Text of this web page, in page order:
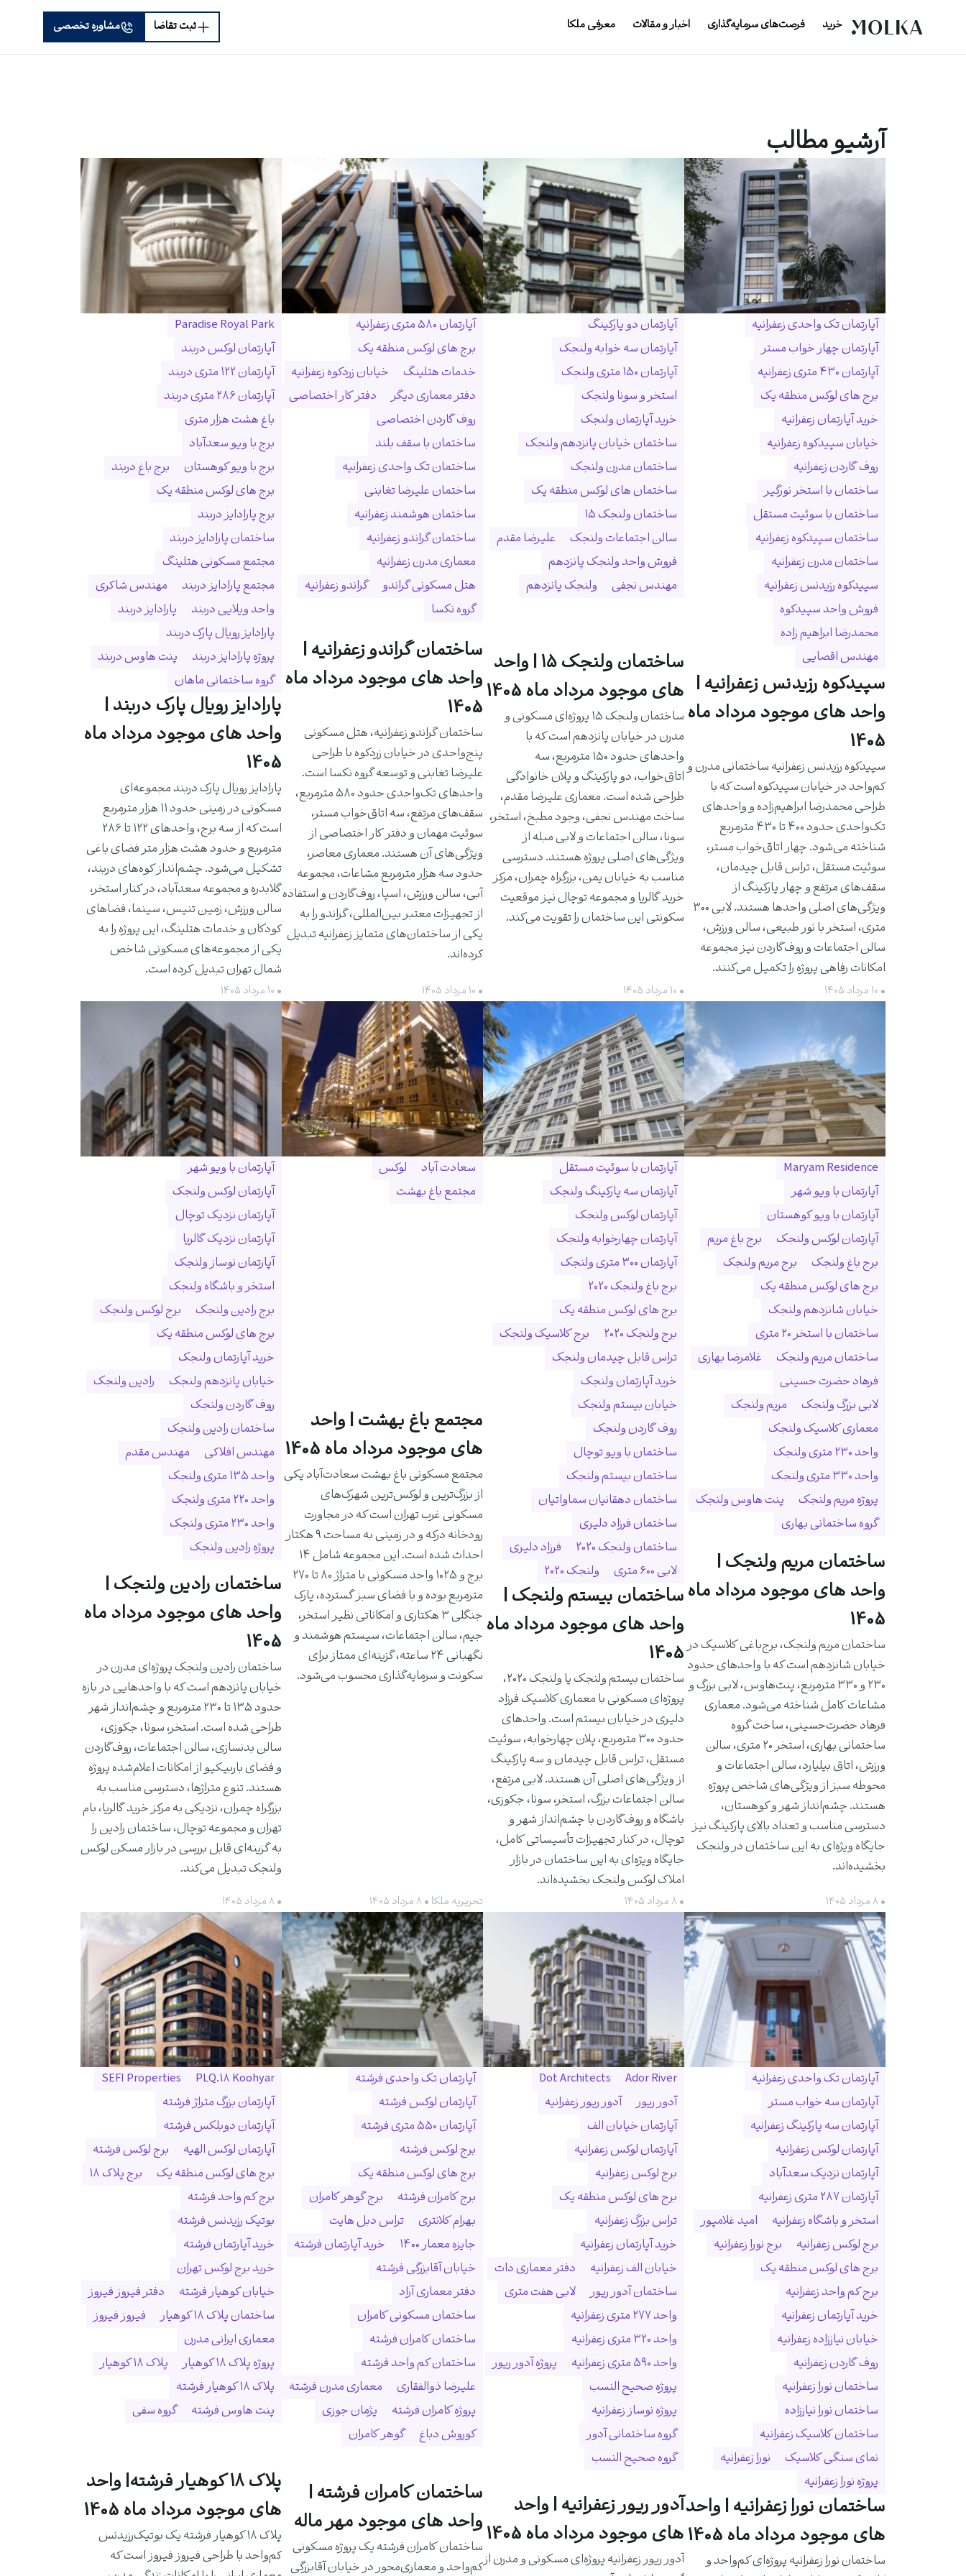
خرید فرصت‌های سرمایه‌گذاری اخبار و مقالات معرفی ملکا ثبت تقاضا مشاوره تخصصی
آرشیو مطالب
آپارتمان تک واحدی زعفرانیه
آپارتمان چهار خواب مستر
آپارتمان ۴۳۰ متری زعفرانیه
برج های لوکس منطقه یک
خرید آپارتمان زعفرانیه
خیابان سپیدکوه زعفرانیه
روف گاردن زعفرانیه
ساختمان با استخر نورگیر
ساختمان با سوئیت مستقل
ساختمان سپیدکوه زعفرانیه
ساختمان مدرن زعفرانیه
سپیدکوه رزیدنس زعفرانیه
فروش واحد سپیدکوه
محمدرضا ابراهیم زاده
مهندس اقصایی
سپیدکوه رزیدنس زعفرانیه |
واحد های موجود مرداد ماه
1405
سپیدکوه رزیدنس زعفرانیه ساختمانی مدرن و
کم‌واحد در خیابان سپیدکوه است که با
طراحی محمدرضا ابراهیم‌زاده و واحدهای
تک‌واحدی حدود ۴۰۰ تا ۴۳۰ مترمربع
شناخته می‌شود. چهار اتاق‌خواب مستر،
سوئیت مستقل، تراس قابل چیدمان،
سقف‌های مرتفع و چهار پارکینگ از
ویژگی‌های اصلی واحدها هستند. لابی ۳۰۰
متری، استخر با نور طبیعی، سالن ورزش،
سالن اجتماعات و روف‌گاردن نیز مجموعه
امکانات رفاهی پروژه را تکمیل می‌کنند.
• ۱۰ مرداد ۱۴۰۵
آپارتمان دو پارکینگ
آپارتمان سه خوابه ولنجک
آپارتمان ۱۵۰ متری ولنجک
استخر و سونا ولنجک
خرید آپارتمان ولنجک
ساختمان خیابان پانزدهم ولنجک
ساختمان مدرن ولنجک
ساختمان های لوکس منطقه یک
ساختمان ولنجک ۱۵
سالن اجتماعات ولنجک
علیرضا مقدم
فروش واحد ولنجک پانزدهم
مهندس نجفی
ولنجک پانزدهم
ساختمان ولنجک ۱۵ | واحد
های موجود مرداد ماه 1405
ساختمان ولنجک ۱۵ پروژه‌ای مسکونی و
مدرن در خیابان پانزدهم است که با
واحدهای حدود ۱۵۰ مترمربع، سه
اتاق‌خواب، دو پارکینگ و پلان خانوادگی
طراحی شده است. معماری علیرضا مقدم،
ساخت مهندس نجفی، وجود مطبخ، استخر،
سونا، سالن اجتماعات و لابی مبله از
ویژگی‌های اصلی پروژه هستند. دسترسی
مناسب به خیابان یمن، بزرگراه چمران، مرکز
خرید گالریا و مجموعه توچال نیز موقعیت
سکونتی این ساختمان را تقویت می‌کند.
• ۱۰ مرداد ۱۴۰۵
آپارتمان ۵۸۰ متری زعفرانیه
برج های لوکس منطقه یک
خدمات هتلینگ
خیابان زردکوه زعفرانیه
دفتر معماری دیگر
دفتر کار اختصاصی
روف گاردن اختصاصی
ساختمان با سقف بلند
ساختمان تک واحدی زعفرانیه
ساختمان علیرضا تغابنی
ساختمان هوشمند زعفرانیه
ساختمان گراندو زعفرانیه
معماری مدرن زعفرانیه
هتل مسکونی گراندو
گراندو زعفرانیه
گروه نکسا
ساختمان گراندو زعفرانیه |
واحد های موجود مرداد ماه
1405
ساختمان گراندو زعفرانیه، هتل مسکونی
پنج‌واحدی در خیابان زردکوه با طراحی
علیرضا تغابنی و توسعه گروه نکسا است.
واحدهای تک‌واحدی حدود ۵۸۰ مترمربع،
سقف‌های مرتفع، سه اتاق‌خواب مستر،
سوئیت مهمان و دفتر کار اختصاصی از
ویژگی‌های آن هستند. معماری معاصر،
حدود سه هزار مترمربع مشاعات، مجموعه
آبی، سالن ورزش، اسپا، روف‌گاردن و استفاده
از تجهیزات معتبر بین‌المللی، گراندو را به
یکی از ساختمان‌های متمایز زعفرانیه تبدیل
کرده‌اند.
• ۱۰ مرداد ۱۴۰۵
Paradise Royal Park
آپارتمان لوکس دربند
آپارتمان ۱۲۲ متری دربند
آپارتمان ۲۸۶ متری دربند
باغ هشت هزار متری
برج با ویو سعدآباد
برج با ویو کوهستان
برج باغ دربند
برج های لوکس منطقه یک
برج پارادایز دربند
ساختمان پارادایز دربند
مجتمع مسکونی هتلینگ
مجتمع پارادایز دربند
مهندس شاکری
واحد ویلایی دربند
پارادایز دربند
پارادایز رویال پارک دربند
پروژه پارادایز دربند
پنت هاوس دربند
گروه ساختمانی ماهان
پارادایز رویال پارک دربند |
واحد های موجود مرداد ماه
1405
پارادایز رویال پارک دربند مجموعه‌ای
مسکونی در زمینی حدود ۱۱ هزار مترمربع
است که از سه برج، واحدهای ۱۲۲ تا ۲۸۶
مترمربع و حدود هشت هزار متر فضای باغی
تشکیل می‌شود. چشم‌انداز کوه‌های دربند،
گلابدره و مجموعه سعدآباد، در کنار استخر،
سالن ورزش، زمین تنیس، سینما، فضاهای
کودکان و خدمات هتلینگ، این پروژه را به
یکی از مجموعه‌های مسکونی شاخص
شمال تهران تبدیل کرده است.
• ۱۰ مرداد ۱۴۰۵
Maryam Residence
آپارتمان با ویو شهر
آپارتمان با ویو کوهستان
آپارتمان لوکس ولنجک
برج باغ مریم
برج باغ ولنجک
برج مریم ولنجک
برج های لوکس منطقه یک
خیابان شانزدهم ولنجک
ساختمان با استخر ۲۰ متری
ساختمان مریم ولنجک
غلامرضا بهاری
فرهاد حضرت حسینی
لابی بزرگ ولنجک
مریم ولنجک
معماری کلاسیک ولنجک
واحد ۲۳۰ متری ولنجک
واحد ۳۳۰ متری ولنجک
پروژه مریم ولنجک
پنت هاوس ولنجک
گروه ساختمانی بهاری
ساختمان مریم ولنجک |
واحد های موجود مرداد ماه
1405
ساختمان مریم ولنجک، برج‌باغی کلاسیک در
خیابان شانزدهم است که با واحدهای حدود
۲۳۰ و ۳۳۰ مترمربع، پنت‌هاوس، لابی بزرگ و
مشاعات کامل شناخته می‌شود. معماری
فرهاد حضرت‌حسینی، ساخت گروه
ساختمانی بهاری، استخر ۲۰ متری، سالن
ورزش، اتاق بیلیارد، سالن اجتماعات و
محوطه سبز از ویژگی‌های شاخص پروژه
هستند. چشم‌انداز شهر و کوهستان،
دسترسی مناسب و تعداد بالای پارکینگ نیز
جایگاه ویژه‌ای به این ساختمان در ولنجک
بخشیده‌اند.
• ۸ مرداد ۱۴۰۵
آپارتمان با سوئیت مستقل
آپارتمان سه پارکینگ ولنجک
آپارتمان لوکس ولنجک
آپارتمان چهارخوابه ولنجک
آپارتمان ۳۰۰ متری ولنجک
برج باغ ولنجک ۲۰۲۰
برج های لوکس منطقه یک
برج ولنجک ۲۰۲۰
برج کلاسیک ولنجک
تراس قابل چیدمان ولنجک
خرید آپارتمان ولنجک
خیابان بیستم ولنجک
روف گاردن ولنجک
ساختمان با ویو توچال
ساختمان بیستم ولنجک
ساختمان دهقانیان سماواتیان
ساختمان فرزاد دلیری
ساختمان ولنجک 2020
فرزاد دلیری
لابی ۶۰۰ متری
ولنجک ۲۰۲۰
ساختمان بیستم ولنجک |
واحد های موجود مرداد ماه
1405
ساختمان بیستم ولنجک یا ولنجک ۲۰۲۰،
پروژه‌ای مسکونی با معماری کلاسیک فرزاد
دلیری در خیابان بیستم است. واحدهای
حدود ۳۰۰ مترمربع، پلان چهارخوابه، سوئیت
مستقل، تراس قابل چیدمان و سه پارکینگ
از ویژگی‌های اصلی آن هستند. لابی مرتفع،
سالن اجتماعات بزرگ، استخر، سونا، جکوزی،
باشگاه و روف‌گاردن با چشم‌انداز شهر و
توچال، در کنار تجهیزات تأسیساتی کامل،
جایگاه ویژه‌ای به این ساختمان در بازار
املاک لوکس ولنجک بخشیده‌اند.
• ۸ مرداد ۱۴۰۵
سعادت آباد
لوکس
مجتمع باغ بهشت
مجتمع باغ بهشت | واحد
های موجود مرداد ماه 1405
مجتمع مسکونی باغ بهشت سعادت‌آباد یکی
از بزرگ‌ترین و لوکس‌ترین شهرک‌های
مسکونی غرب تهران است که در مجاورت
رودخانه درکه و در زمینی به مساحت ۹ هکتار
احداث شده است. این مجموعه شامل ۱۴
برج و ۱۰۲۵ واحد مسکونی با متراژ ۸۰ تا ۲۷۰
مترمربع بوده و با فضای سبز گسترده، پارک
جنگلی ۳ هکتاری و امکاناتی نظیر استخر،
جیم، سالن اجتماعات، سیستم هوشمند و
نگهبانی ۲۴ ساعته، گزینه‌ای ممتاز برای
سکونت و سرمایه‌گذاری محسوب می‌شود.
تحریریه ملکا • ۸ مرداد ۱۴۰۵
آپارتمان با ویو شهر
آپارتمان لوکس ولنجک
آپارتمان نزدیک توچال
آپارتمان نزدیک گالریا
آپارتمان نوساز ولنجک
استخر و باشگاه ولنجک
برج رادین ولنجک
برج لوکس ولنجک
برج های لوکس منطقه یک
خرید آپارتمان ولنجک
خیابان پانزدهم ولنجک
رادین ولنجک
روف گاردن ولنجک
ساختمان رادین ولنجک
مهندس افلاکی
مهندس مقدم
واحد ۱۳۵ متری ولنجک
واحد ۲۲۰ متری ولنجک
واحد ۲۳۰ متری ولنجک
پروژه رادین ولنجک
ساختمان رادین ولنجک |
واحد های موجود مرداد ماه
1405
ساختمان رادین ولنجک پروژه‌ای مدرن در
خیابان پانزدهم است که با واحدهایی در بازه
حدود ۱۳۵ تا ۲۳۰ مترمربع و چشم‌انداز شهر
طراحی شده است. استخر، سونا، جکوزی،
سالن بدنسازی، سالن اجتماعات، روف‌گاردن
و فضای باربیکیو از امکانات اعلام‌شده پروژه
هستند. تنوع متراژها، دسترسی مناسب به
بزرگراه چمران، نزدیکی به مرکز خرید گالریا، بام
تهران و مجموعه توچال، ساختمان رادین را
به گزینه‌ای قابل بررسی در بازار مسکن لوکس
ولنجک تبدیل می‌کند.
• ۸ مرداد ۱۴۰۵
آپارتمان تک واحدی زعفرانیه
آپارتمان سه خواب مستر
آپارتمان سه پارکینگ زعفرانیه
آپارتمان لوکس زعفرانیه
آپارتمان نزدیک سعدآباد
آپارتمان ۲۸۷ متری زعفرانیه
استخر و باشگاه زعفرانیه
امید غلامپور
برج لوکس زعفرانیه
برج نورا زعفرانیه
برج های لوکس منطقه یک
برج کم واحد زعفرانیه
خرید آپارتمان زعفرانیه
خیابان نیاززاده زعفرانیه
روف گاردن زعفرانیه
ساختمان نورا زعفرانیه
ساختمان نورا نیاززاده
ساختمان کلاسیک زعفرانیه
نمای سنگی کلاسیک
نورا زعفرانیه
پروژه نورا زعفرانیه
ساختمان نورا زعفرانیه | واحد
های موجود مرداد ماه 1405
ساختمان نورا زعفرانیه پروژه‌ای کم‌واحد و
Ador River
Dot Architects
آدور ریور
آدور ریور زعفرانیه
آپارتمان خیابان الف
آپارتمان لوکس زعفرانیه
برج لوکس زعفرانیه
برج های لوکس منطقه یک
تراس بزرگ زعفرانیه
خرید آپارتمان زعفرانیه
خیابان الف زعفرانیه
دفتر معماری دات
ساختمان آدور ریور
لابی هفت متری
واحد ۲۷۷ متری زعفرانیه
واحد ۳۲۰ متری زعفرانیه
واحد ۵۹۰ متری زعفرانیه
پروژه آدور ریور
پروژه صحیح النسب
پروژه نوساز زعفرانیه
گروه ساختمانی آدور
گروه صحیح النسب
آدور ریور زعفرانیه | واحد
های موجود مرداد ماه 1405
آدور ریور زعفرانیه پروژه‌ای مسکونی و مدرن از
آپارتمان تک واحدی فرشته
آپارتمان لوکس فرشته
آپارتمان ۵۵۰ متری فرشته
برج لوکس فرشته
برج های لوکس منطقه یک
برج کامران فرشته
برج گوهر کامران
بهرام کلانتری
تراس دبل هایت
جایزه معمار ۱۴۰۰
خرید آپارتمان فرشته
خیابان آقابزرگی فرشته
دفتر معماری آراد
ساختمان مسکونی کامران
ساختمان کامران فرشته
ساختمان کم واحد فرشته
علیرضا ذوالفقاری
معماری مدرن فرشته
پروژه کامران فرشته
پژمان جوزی
کوروش دباغ
گوهر کامران
ساختمان کامران فرشته |
واحد های موجود مهر ماله
ساختمان کامران فرشته یک پروژه مسکونی
کم‌واحد و معماری‌محور در خیابان آقابزرگی
PLQ.18 Koohyar
SEFI Properties
آپارتمان بزرگ متراژ فرشته
آپارتمان دوبلکس فرشته
آپارتمان لوکس الهیه
برج لوکس فرشته
برج های لوکس منطقه یک
برج پلاک ۱۸
برج کم واحد فرشته
بوتیک رزیدنس فرشته
خرید آپارتمان فرشته
خرید برج لوکس تهران
خیابان کوهیار فرشته
دفتر فیروز فیروز
ساختمان پلاک ۱۸ کوهیار
فیروز فیروز
معماری ایرانی مدرن
پروژه پلاک ۱۸ کوهیار
پلاک ۱۸ کوهیار
پلاک ۱۸ کوهیار فرشته
پنت هاوس فرشته
گروه سفی
پلاک ۱۸ کوهیار فرشته| واحد
های موجود مرداد ماه 1405
پلاک ۱۸ کوهیار فرشته یک بوتیک‌رزیدنس
کم‌واحد با طراحی فیروز فیروز است که